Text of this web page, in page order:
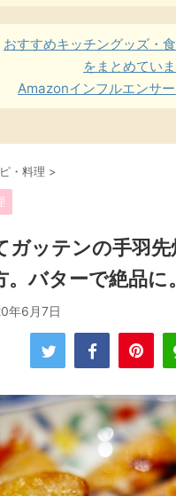
おすすめキッチングッズ・
をまとめていま
Amazonインフルエンサ
・料理 >
ガッテンの手羽
。バターで絶品に。
年6月7日